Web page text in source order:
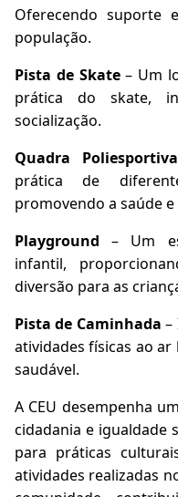
Oferecendo suporte
população.
Pista de Skate– Um
prática do skate,
socialização.
Quadra
prática de
promovendo a saúde
Playground – Um
infantil,
diversão para as
Pista de Caminhada –
atividades físicas ao
saudável.
A CEU desempenha
cidadania e igualdade
para práticas
atividades realizadas